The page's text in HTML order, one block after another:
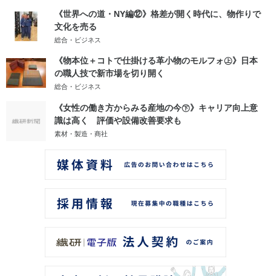
《世界への道・NY編⑫》格差が開く時代に、物作りで
文化を売る
総合・ビジネス
《物本位＋コトで仕掛ける革小物のモルフォ㊤》日本
の職人技で新市場を切り開く
総合・ビジネス
《女性の働き方からみる産地の今㊦》キャリア向上意
識は高く 評価や設備改善要求も
素材・製造・商社